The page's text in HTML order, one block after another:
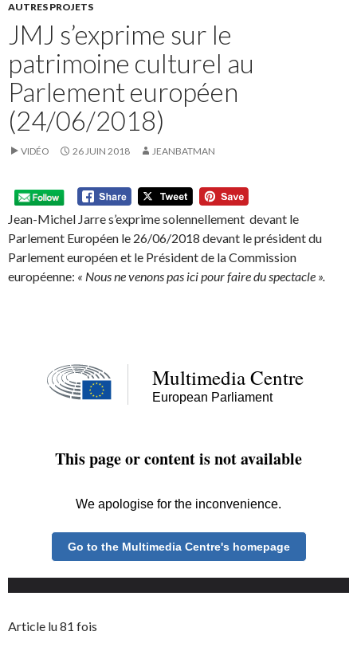
AUTRES PROJETS
JMJ s’exprime sur le
patrimoine culturel au
Parlement européen
(24/06/2018)
VIDÉO 26 JUIN 2018 JEANBATMAN
Jean-Michel Jarre s’exprime solennellement devant le
Parlement Européen le 26/06/2018 devant le président du
Parlement européen et le Président de la Commission
européenne: « Nous ne venons pas ici pour faire du spectacle ».
Article lu 81 fois